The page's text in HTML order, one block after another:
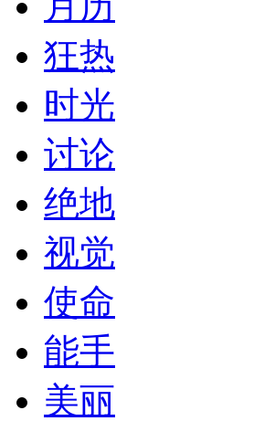
狂热
时光
讨论
绝地
视觉
使命
能手
美丽